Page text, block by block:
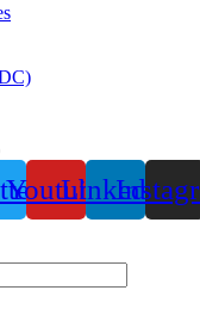
YoutubeLinkedin